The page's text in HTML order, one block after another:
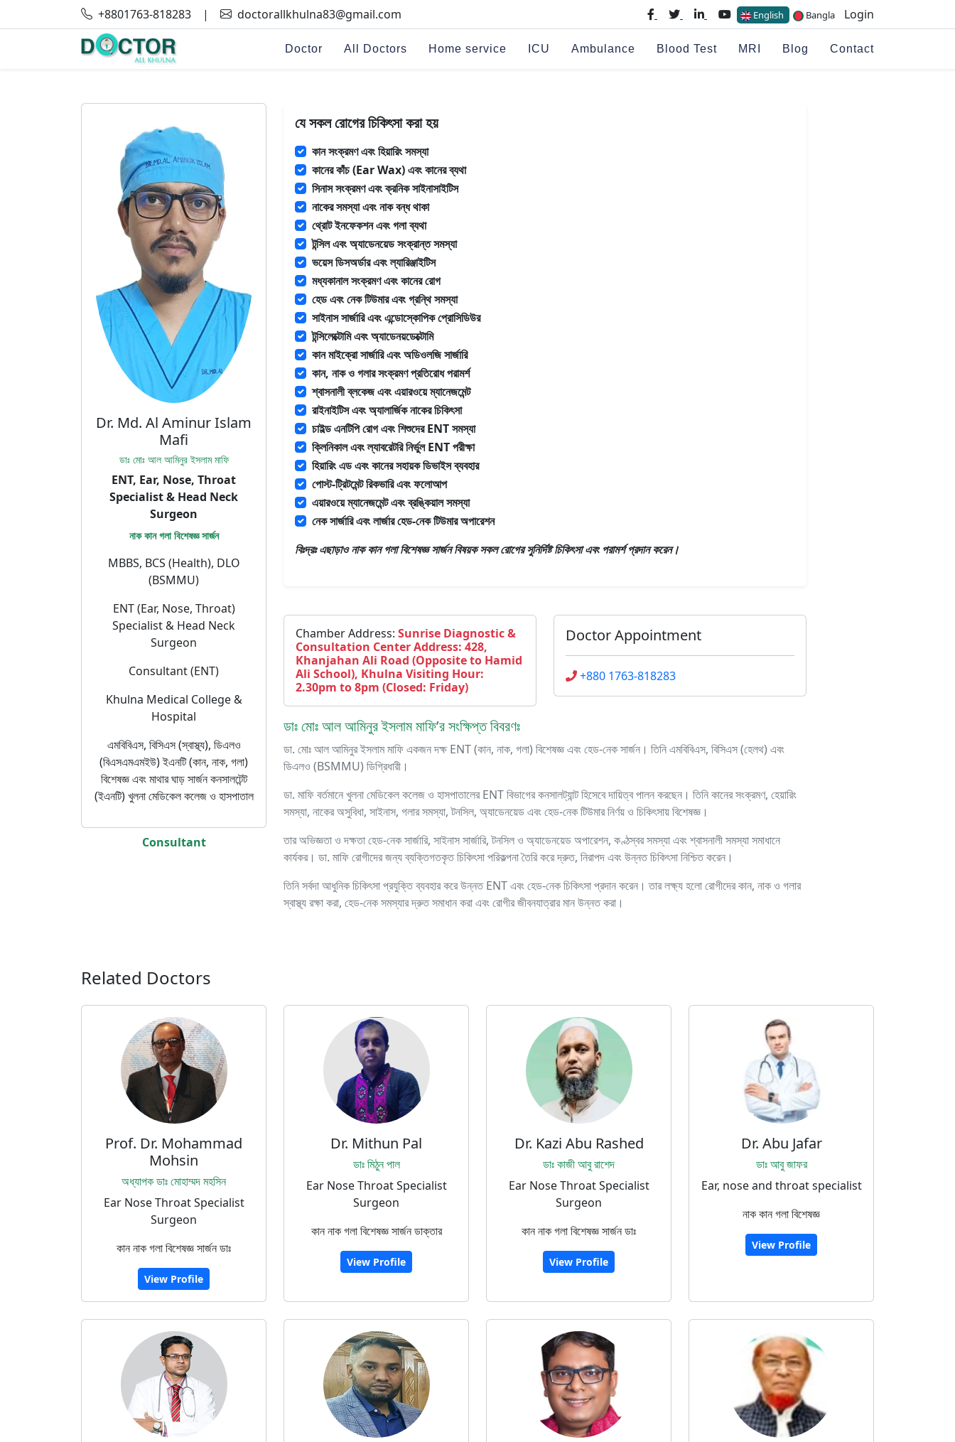
+8801763-818283 | doctorallkhulna83@gmail.com English Bangla Login
Doctor All Doctors Home service ICU Ambulance Blood Test MRI Blog Contact
Dr. Md. Al Aminur Islam
Mafi
ডাঃ মোঃ আল আমিনুর ইসলাম মাফি
ENT, Ear, Nose, Throat
Specialist & Head Neck
Surgeon
নাক কান গলা বিশেষজ্ঞ সার্জন
MBBS, BCS (Health), DLO
(BSMMU)
ENT (Ear, Nose, Throat)
Specialist & Head Neck
Surgeon
Consultant (ENT)
Khulna Medical College &
Hospital
এমবিবিএস, বিসিএস (স্বাস্থ্য), ডিএলও
(বিএসএমএমইউ) ইএনটি (কান, নাক, গলা)
বিশেষজ্ঞ এবং মাথার ঘাড় সার্জন কনসালটেন্ট
(ইএনটি) খুলনা মেডিকেল কলেজ ও হাসপাতাল
Consultant
যে সকল রোগের চিকিৎসা করা হয়
কান সংক্রমণ এবং হিয়ারিং সমস্যা
কানের কাঁচ (Ear Wax) এবং কানের ব্যথা
সিনাস সংক্রমণ এবং ক্রনিক সাইনাসাইটিস
নাকের সমস্যা এবং নাক বন্ধ থাকা
থ্রোট ইনফেকশন এবং গলা ব্যথা
টন্সিল এবং অ্যাডেনয়েড সংক্রান্ত সমস্যা
ভয়েস ডিসঅর্ডার এবং ল্যারিঞ্জাইটিস
মধ্যকানাল সংক্রমণ এবং কানের রোগ
হেড এবং নেক টিউমার এবং গ্রন্থি সমস্যা
সাইনাস সার্জারি এবং এন্ডোস্কোপিক প্রোসিডিউর
টন্সিলেক্টোমি এবং অ্যাডেনয়ডেক্টোমি
কান মাইক্রো সার্জারি এবং অডিওলজি সার্জারি
কান, নাক ও গলার সংক্রমণ প্রতিরোধ পরামর্শ
শ্বাসনালী ব্লকেজ এবং এয়ারওয়ে ম্যানেজমেন্ট
রাইনাইটিস এবং অ্যালার্জিক নাকের চিকিৎসা
চাইল্ড এনটিপি রোগ এবং শিশুদের ENT সমস্যা
ক্লিনিকাল এবং ল্যাবরেটরি নির্ভুল ENT পরীক্ষা
হিয়ারিং এড এবং কানের সহায়ক ডিভাইস ব্যবহার
পোস্ট-ট্রিটমেন্ট রিকভারি এবং ফলোআপ
এয়ারওয়ে ম্যানেজমেন্ট এবং ব্রঙ্কিয়াল সমস্যা
নেক সার্জারি এবং লার্জার হেড-নেক টিউমার অপারেশন
বিঃদ্রঃ এছাড়াওনাক কান গলা বিশেষজ্ঞ সার্জনবিষয়ক সকল রোগের সুনির্দিষ্ট চিকিৎসা এবং পরামর্শ প্রদান করেন।
Chamber Address: Sunrise Diagnostic &
Consultation Center Address: 428,
Khanjahan Ali Road (Opposite to Hamid
Ali School), Khulna Visiting Hour:
2.30pm to 8pm (Closed: Friday)
Doctor Appointment
+880 1763-818283
ডাঃ মোঃ আল আমিনুর ইসলাম মাফি’র সংক্ষিপ্ত বিবরণঃ
ডা. মোঃ আল আমিনুর ইসলাম মাফি একজন দক্ষ ENT (কান, নাক, গলা) বিশেষজ্ঞ এবং হেড-নেক সার্জন। তিনি এমবিবিএস, বিসিএস (হেলথ) এবং
ডিএলও (BSMMU) ডিগ্রিধারী।
ডা. মাফি বর্তমানে খুলনা মেডিকেল কলেজ ও হাসপাতালের ENT বিভাগের কনসালট্যান্ট হিসেবে দায়িত্ব পালন করছেন। তিনি কানের সংক্রমণ, হেয়ারিং
সমস্যা, নাকের অসুবিধা, সাইনাস, গলার সমস্যা, টনসিল, অ্যাডেনয়েড এবং হেড-নেক টিউমার নির্ণয় ও চিকিৎসায় বিশেষজ্ঞ।
তার অভিজ্ঞতা ও দক্ষতা হেড-নেক সার্জারি, সাইনাস সার্জারি, টনসিল ও অ্যাডেনয়েড অপারেশন, কণ্ঠস্বর সমস্যা এবং শ্বাসনালী সমস্যা সমাধানে
কার্যকর। ডা. মাফি রোগীদের জন্য ব্যক্তিগতকৃত চিকিৎসা পরিকল্পনা তৈরি করে দ্রুত, নিরাপদ এবং উন্নত চিকিৎসা নিশ্চিত করেন।
তিনি সর্বদা আধুনিক চিকিৎসা প্রযুক্তি ব্যবহার করে উন্নত ENT এবং হেড-নেক চিকিৎসা প্রদান করেন। তার লক্ষ্য হলো রোগীদের কান, নাক ও গলার
স্বাস্থ্য রক্ষা করা, হেড-নেক সমস্যার দ্রুত সমাধান করা এবং রোগীর জীবনযাত্রার মান উন্নত করা।
Related Doctors
Prof. Dr. Mohammad
Mohsin
অধ্যাপক ডাঃ মোহাম্মদ মহসিন
Ear Nose Throat Specialist
Surgeon
কান নাক গলা বিশেষজ্ঞ সার্জন ডাঃ
View Profile
Dr. Mithun Pal
ডাঃ মিঠুন পাল
Ear Nose Throat Specialist
Surgeon
কান নাক গলা বিশেষজ্ঞ সার্জন ডাক্তার
View Profile
Dr. Kazi Abu Rashed
ডাঃ কাজী আবু রাশেদ
Ear Nose Throat Specialist
Surgeon
কান নাক গলা বিশেষজ্ঞ সার্জন ডাঃ
View Profile
Dr. Abu Jafar
ডাঃ আবু জাফর
Ear, nose and throat specialist
নাক কান গলা বিশেষজ্ঞ
View Profile